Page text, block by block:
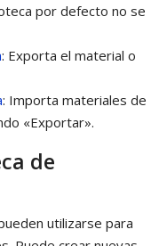
por defecto no se
: Exporta el material o
: Importa materiales de
«Exportar».
de
utilizarse para